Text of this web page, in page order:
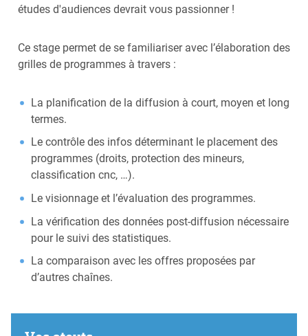
études d'audiences devrait vous passionner !
Ce stage permet de se familiariser avec l’élaboration des
grilles de programmes à travers :
La planification de la diffusion à court, moyen et long
termes.
Le contrôle des infos déterminant le placement des
programmes (droits, protection des mineurs,
classification cnc, …).
Le visionnage et l’évaluation des programmes.
La vérification des données post-diffusion nécessaire
pour le suivi des statistiques.
La comparaison avec les offres proposées par
d’autres chaînes.